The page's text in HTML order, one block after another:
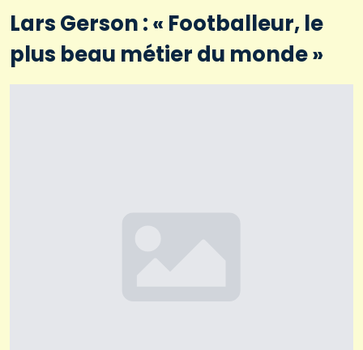
Lars Gerson : « Footballeur, le
plus beau métier du monde »